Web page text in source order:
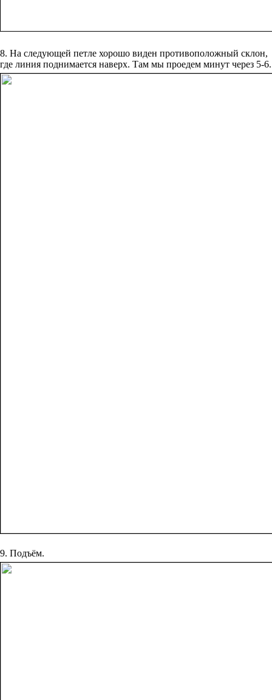
8. На следующей петле хорошо виден противоположный склон,
где линия поднимается наверх. Там мы проедем минут через 5-6.
9. Подъём.